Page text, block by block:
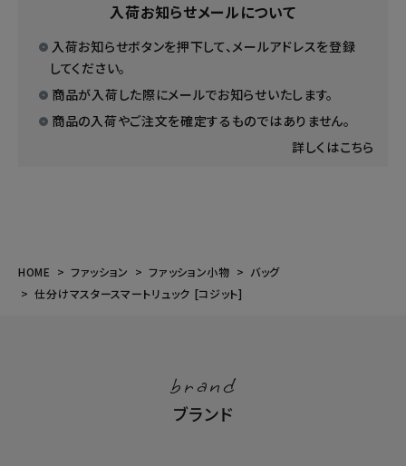
入荷お知らせメールについて
入荷お知らせボタンを押下して、メールアドレスを登録
してください。
商品が入荷した際にメールでお知らせいたします。
商品の入荷やご注文を確定するものではありません。
詳しくはこちら
HOME ファッション ファッション小物
バッグ
仕分けマスタースマートリュック [コジット]
brand
ブランド